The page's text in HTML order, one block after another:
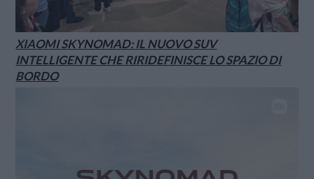
XIAOMI SKYNOMAD: IL NUOVO SUV
INTELLIGENTE CHE RIRIDEFINISCE LO SPAZIO DI
BORDO